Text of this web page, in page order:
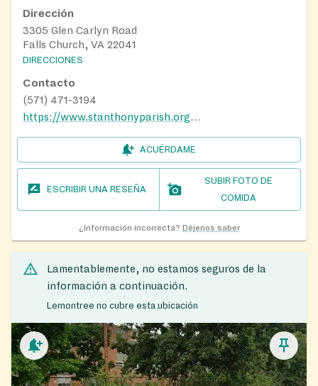
Dirección
3305 Glen Carlyn Road
Falls Church, VA 22041
DIRECCIONES
Contacto
(571) 471-3194
https://www.stanthonyparish.org/food-pantry/
ACUÉRDAME
ESCRIBIR UNA RESEÑA
SUBIR FOTO DE
COMIDA
¿Información incorrecta? Déjenos saber
Lamentablemente, no estamos seguros de la
información a continuación.
Lemontree no cubre esta ubicación